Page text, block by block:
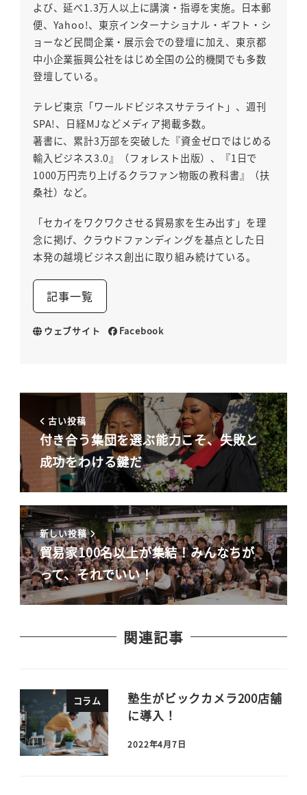
よび、延べ1.3万人以上に講演・指導を実施。日本郵
便、Yahoo!、東京インターナショナル・ギフト・シ
ョーなど民間企業・展示会での登壇に加え、東京都
中小企業振興公社をはじめ全国の公的機関でも多数
登壇している。
テレビ東京「ワールドビジネスサテライト」、週刊
SPA!、日経MJなどメディア掲載多数。
著書に、累計3万部を突破した『資金ゼロではじめる
輸入ビジネス3.0』（フォレスト出版）、『1日で
1000万円売り上げるクラファン物販の教科書』（扶
桑社）など。
「セカイをワクワクさせる貿易家を生み出す」を理
念に掲げ、クラウドファンディングを基点とした日
本発の越境ビジネス創出に取り組み続けている。
記事一覧
ウェブサイト Facebook
古い投稿
付き合う集団を選ぶ能力こそ、失敗と
成功をわける鍵だ
新しい投稿
貿易家100名以上が集結！みんなちが
って、それでいい！
関連記事
コラム
塾生がビックカメラ200店舗
に導入！
2022年4月7日